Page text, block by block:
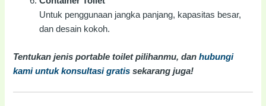
Untuk penggunaan jangka panjang, kapasitas besar,
dan desain kokoh.
Tentukan jenis portable toilet pilihanmu, danhubungi
kami untuk konsultasi gratis sekarang juga!